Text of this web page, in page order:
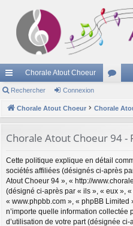
cc
ès
pi
de
Chorale Atout Choeur
u
s
Rechercher Connexion
Chorale Atout Choeur Chorale
Chorale Atout Choeur 94
Cette politique explique en détail
sociétés affiliées (désignés ci-après
Atout Choeur 94 », « http://
(désigné ci-après par « ils », « eux »,
« www.phpbb.com », « phpBB
n’importe quelle information collectée
d’utilisation de votre part (désignée